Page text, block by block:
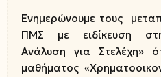
Ενημερώνουμε τους
ΠΜΣ με ειδίκευση στη
Ανάλυση για Στελέχη»
μαθήματος